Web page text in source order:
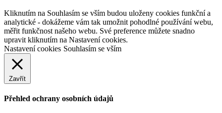
Kliknutím na Souhlasím se vším budou uloženy cookies funkční a
analytické - dokážeme vám tak umožnit pohodlné používání webu,
měřit funkčnost našeho webu. Své preference můžete snadno
upravit kliknutím na Nastavení cookies.
Nastavení cookies Souhlasím se vším
Zavřít
Přehled ochrany osobních údajů